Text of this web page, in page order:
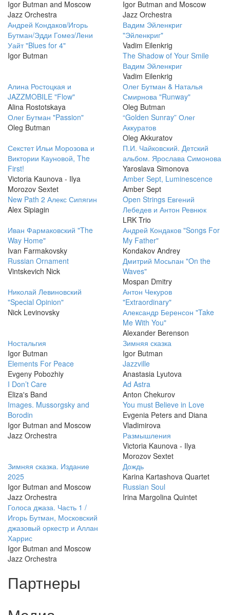
Igor Butman and Moscow
Jazz Orchestra
Igor Butman and Moscow
Jazz Orchestra
Андрей Кондаков/Игорь
Бутман/Эдди Гомез/Лени
Уайт "Blues for 4"
Igor Butman
Вадим Эйленкриг
"Эйленкриг"
Vadim Eilenkrig
The Shadow of Your Smile
Вадим Эйленкриг
Vadim Eilenkrig
Алина Ростоцкая и
JAZZMOBILE "Flow"
Alina Rostotskaya
Олег Бутман & Наталья
Смирнова "Runway"
Oleg Butman
Олег Бутман "Passion"
Oleg Butman
“Golden Sunray” Олег
Аккуратов
Oleg Akkuratov
Секстет Ильи Морозова и
Виктории Кауновой, The
First!
Victoria Kaunova - Ilya
Morozov Sextet
П.И. Чайковский. Детский
альбом. Ярослава Симонова
Yaroslava Simonova
Amber Sept, Luminescence
Amber Sept
New Path 2 Алекс Сипягин
Alex Sipiagin
Open Strings Евгений
Лебедев и Антон Ревнюк
LRK Trio
Иван Фармаковский "The
Way Home"
Ivan Farmakovsky
Андрей Кондаков "Songs For
My Father"
Kondakov Andrey
Russian Ornament
Vintskevich Nick
Дмитрий Мосьпан "On the
Waves"
Mospan Dmitry
Николай Левиновский
"Special Opinion"
Nick Levinovsky
Антон Чекуров
"Extraordinary"
Александр Беренсон "Take
Me With You"
Alexander Berenson
Ностальгия
Igor Butman
Зимняя сказка
Igor Butman
Elements For Peace
Evgeny Pobozhiy
Jazzville
Anastasia Lyutova
I Don’t Care
Eliza's Band
Ad Astra
Anton Chekurov
Images. Mussorgsky and
Borodin
Igor Butman and Moscow
Jazz Orchestra
You must Believe in Love
Evgenia Peters and Diana
Vladimirova
Размышления
Victoria Kaunova - Ilya
Morozov Sextet
Зимняя сказка. Издание
2025
Igor Butman and Moscow
Jazz Orchestra
Дождь
Karina Kartashova Quartet
Russian Soul
Irina Margolina Quintet
Голоса джаза. Часть 1 /
Игорь Бутман, Московский
джазовый оркестр и Аллан
Харрис
Igor Butman and Moscow
Jazz Orchestra
Партнеры